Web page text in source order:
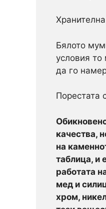
Бялото
условия
да го
Порестата
качества,
на
таблица, и
работата
мед и
хром,